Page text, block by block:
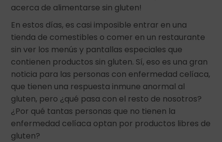
acerca de alimentarse sin gluten!
En estos días, es casi imposible entrar en una
tienda de comestibles o comer en un restaurante
sin ver los menús y pantallas especiales que
contienen productos sin gluten. Sí, eso es una gran
noticia para las personas con enfermedad celíaca,
que tienen una respuesta inmune anormal al
gluten, pero ¿qué pasa con el resto de nosotros?
¿Por qué tantas personas que no tienen la
enfermedad celíaca optan por productos libres de
gluten?